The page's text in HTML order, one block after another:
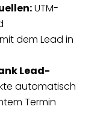
UTM-
dem Lead in
Lead-
automatisch
Termin